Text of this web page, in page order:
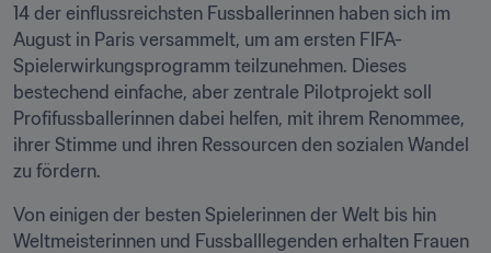
14 der einflussreichsten Fussballerinnen haben sich im
August in Paris versammelt, um am ersten FIFA-
Spielerwirkungsprogramm teilzunehmen. Dieses
bestechend einfache, aber zentrale Pilotprojekt soll
Profifussballerinnen dabei helfen, mit ihrem Renommee,
ihrer Stimme und ihren Ressourcen den sozialen Wandel
zu fördern.
Von einigen der besten Spielerinnen der Welt bis hin
Weltmeisterinnen und Fussballlegenden erhalten Frauen